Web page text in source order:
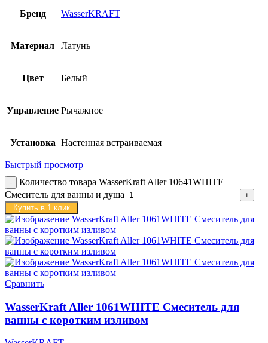
Бренд WasserKRAFT
Материал Латунь
Цвет Белый
Управление Рычажное
Установка Настенная встраиваемая
Быстрый просмотр
Количество товара WasserKraft Aller 10641WHITE
Смеситель для ванны и душа
Купить в 1 клик
Сравнить
WasserKraft Aller 1061WHITE Смеситель для
ванны с коротким изливом